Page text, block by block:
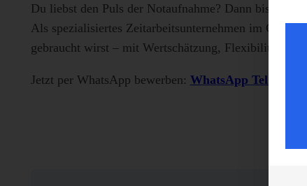
Du liebst den Puls der Notaufnahme? Dann bist Du
Als spezialisiertes Zeitarbeitsunternehmen im
gebraucht wirst – mit Wertschätzung, Flexibilität und
Jetzt per WhatsApp bewerben: WhatsApp Tel.